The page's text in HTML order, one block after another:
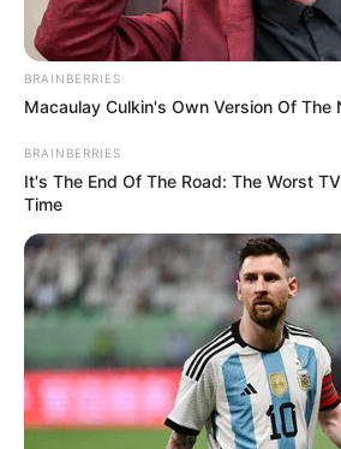
BRAINBERRIES
Macaulay Culkin's Own Version Of The
BRAINBERRIES
It's The End Of The Road: The Worst
Time